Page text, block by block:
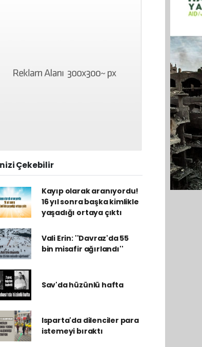
Çekebilir
Kayıp olarak aranıyordu!
16 yıl sonra başka kimlikle
yaşadığı ortaya çıktı
Vali Erin: ''Davraz'da 55
bin misafir ağırlandı''
Sav'da hüzünlü hafta
Isparta'da dilenciler para
istemeyi bıraktı